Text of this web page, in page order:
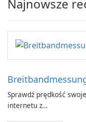
Najnowsze
Sprawdź prędkość
internetu z